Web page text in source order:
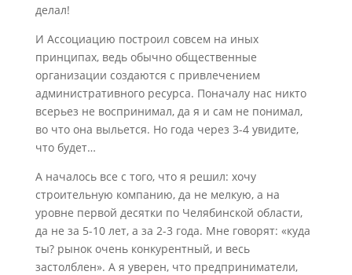
делал!
И Ассоциацию построил совсем на иных
принципах, ведь обычно общественные
организации создаются с привлечением
административного ресурса. Поначалу нас никто
всерьез не воспринимал, да я и сам не понимал,
во что она выльется. Но года через 3-4 увидите,
что будет…
А началось все с того, что я решил: хочу
строительную компанию, да не мелкую, а на
уровне первой десятки по Челябинской области,
да не за 5-10 лет, а за 2-3 года. Мне говорят: «куда
ты? рынок очень конкурентный, и весь
застолблен». А я уверен, что предприниматели,